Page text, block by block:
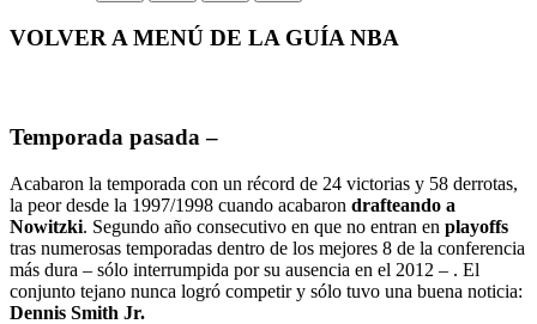
VOLVER A MENÚ DE LA GUÍA NBA
Temporada pasada –
Acabaron la temporada con un récord de 24 victorias y 58 derrotas,
la peor desde la 1997/1998 cuando acabaron drafteando a
Nowitzki. Segundo año consecutivo en que no entran en playoffs
tras numerosas temporadas dentro de los mejores 8 de la conferencia
más dura – sólo interrumpida por su ausencia en el 2012 – . El
conjunto tejano nunca logró competir y sólo tuvo una buena noticia:
Dennis Smith Jr.